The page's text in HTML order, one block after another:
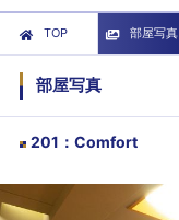
TOP 部屋写真
部屋写真
201 ： Comfort